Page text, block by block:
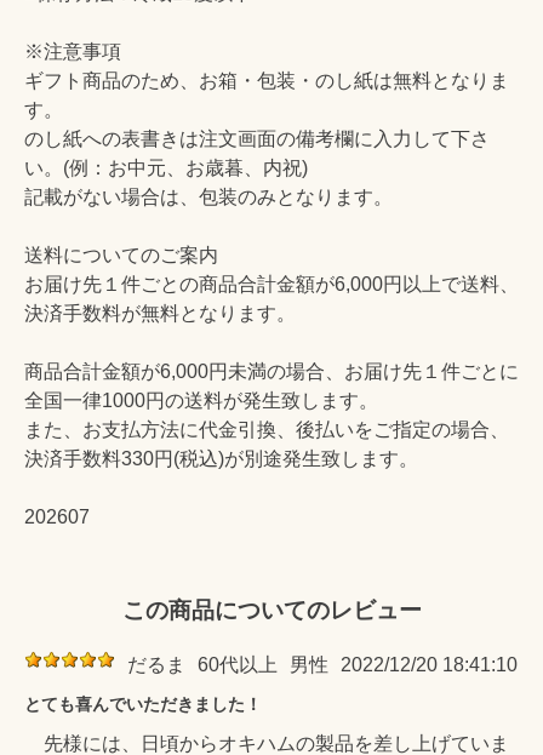
※注意事項
ギフト商品のため、お箱・包装・のし紙は無料となりま
す。
のし紙への表書きは注文画面の備考欄に入力して下さ
い。(例：お中元、お歳暮、内祝)
記載がない場合は、包装のみとなります。
送料についてのご案内
お届け先１件ごとの商品合計金額が6,000円以上で送料、
決済手数料が無料となります。
商品合計金額が6,000円未満の場合、お届け先１件ごとに
全国一律1000円の送料が発生致します。
また、お支払方法に代金引換、後払いをご指定の場合、
決済手数料330円(税込)が別途発生致します。
202607
この商品についてのレビュー
だるま 60代以上 男性 2022/12/20 18:41:10
とても喜んでいただきました！
先様には、日頃からオキハムの製品を差し上げていま